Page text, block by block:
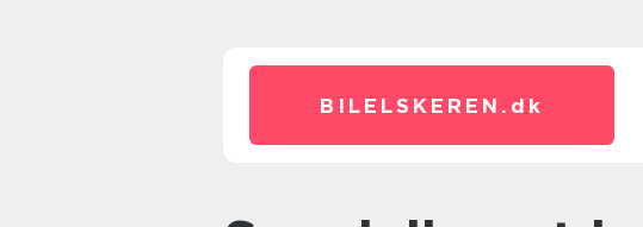
BILELSKEREN. dk